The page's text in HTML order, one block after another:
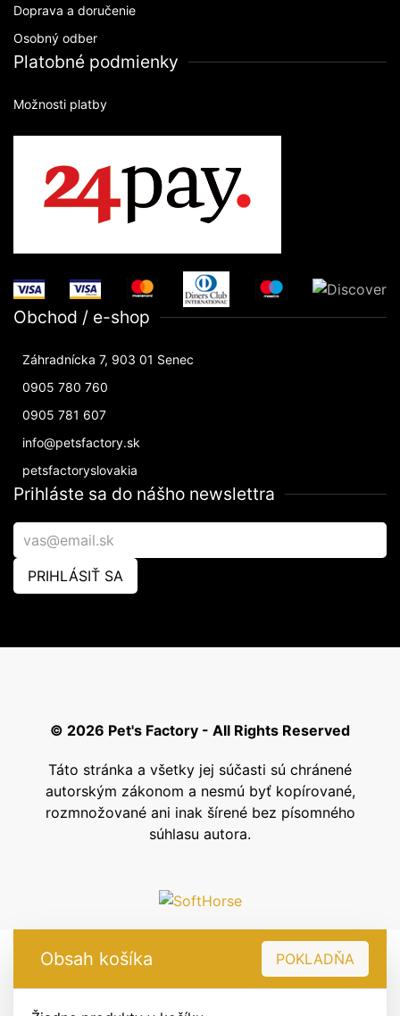
Doprava a doručenie
Osobný odber
Platobné podmienky
Možnosti platby
Obchod / e-shop
Záhradnícka 7, 903 01 Senec
0905 780 760
0905 781 607
info@petsfactory.sk
petsfactoryslovakia
Prihláste sa do nášho newslettra
PRIHLÁSIŤ SA
© 2026 Pet's Factory - All Rights Reserved
Táto stránka a všetky jej súčasti sú chránené
autorským zákonom a nesmú byť kopírované,
rozmnožované ani inak šírené bez písomného
súhlasu autora.
Obsah košíka POKLADŇA